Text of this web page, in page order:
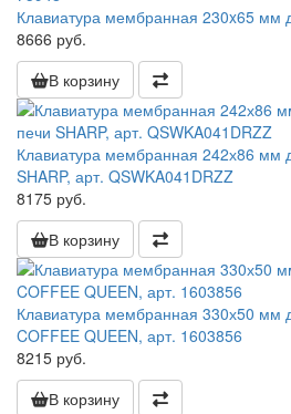
Клавиатура мембранная 230x65 мм
8666 руб.
В корзину
Клавиатура мембранная 242х86 мм
SHARP, арт. QSWKA041DRZZ
8175 руб.
В корзину
Клавиатура мембранная 330х50
COFFEE QUEEN, арт. 1603856
8215 руб.
В корзину